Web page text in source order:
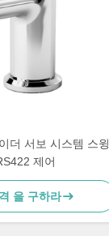
더 서보 시스템 스윙
제어
을 구하라